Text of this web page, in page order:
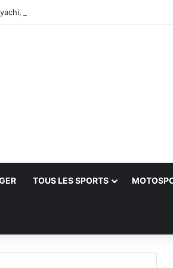
Dissa, Touahria et Ghezali en finale
TOUS LES SPORTS